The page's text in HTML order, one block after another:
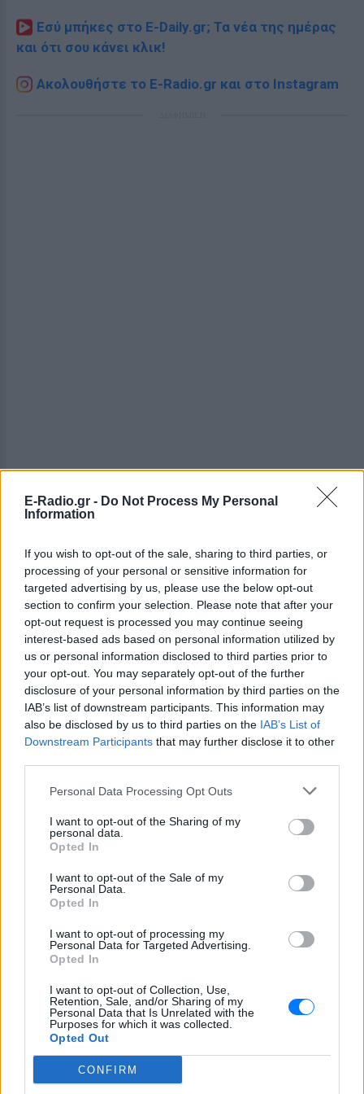
E-Radio.gr - Do Not Process My Personal
Information
If you wish to opt-out of the sale, sharing to third parties, or
processing of your personal or sensitive information for
targeted advertising by us, please use the below opt-out
section to confirm your selection. Please note that after your
opt-out request is processed you may continue seeing
interest-based ads based on personal information utilized by
us or personal information disclosed to third parties prior to
your opt-out. You may separately opt-out of the further
disclosure of your personal information by third parties on the
IAB’s list of downstream participants. This information may
also be disclosed by us to third parties on the IAB’s List of
Downstream Participants that may further disclose it to other
Personal Data Processing Opt Outs
I want to opt-out of the Sharing of my
personal data.
Opted In
I want to opt-out of the Sale of my
Personal Data.
Opted In
I want to opt-out of processing my
Personal Data for Targeted Advertising.
Opted In
I want to opt-out of Collection, Use,
Retention, Sale, and/or Sharing of my
Personal Data that Is Unrelated with the
Purposes for which it was collected.
Opted Out
CONFIRM
Εσύ μπήκες στο E-Daily.gr; Τα νέα της ημέρας
και ότι σου κάνει κλικ!
Ακολουθήστε το E-Radio.gr και στο Instagram
ΔΕΙΤΕ ΕΠΙΣΗΣ
ΣΤΗΝ ΙΔΙΑ ΚΑΤΗΓΟΡΙΑ
Οι συναυλίες επιτέλους
βγάζουν φτηνά εισιτήρια ‑
Ποιοι καλλιτέχνες κατέβασαν
τις τιμές
ΠΡΙΝ 3 ΏΡΕΣ
Οι fans δεν αντέχουν άλλες αυξήσεις: Τα
φθηνά εισιτήρια που εξαφανίζονται σε
λίγα λεπτά
Ο διάσημος κιθαρίστας απο τον
οποιο εμπνεύστηκε το όνομα
της η Αση Μπήλιου ‑ Πώς τη
βάφτισαν
Το πραγματικό της όνομα δεν είναι Αση:
Το απογευματινό μπάνιο της
Η τέλεια ώρα, γράφει από τη
Σαντορίνη
Η ηθοποιός μοιράστηκε μία φωτογραφία
της με μαγιό από παραλία του νησιού